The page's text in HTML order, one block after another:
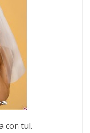
con tul.